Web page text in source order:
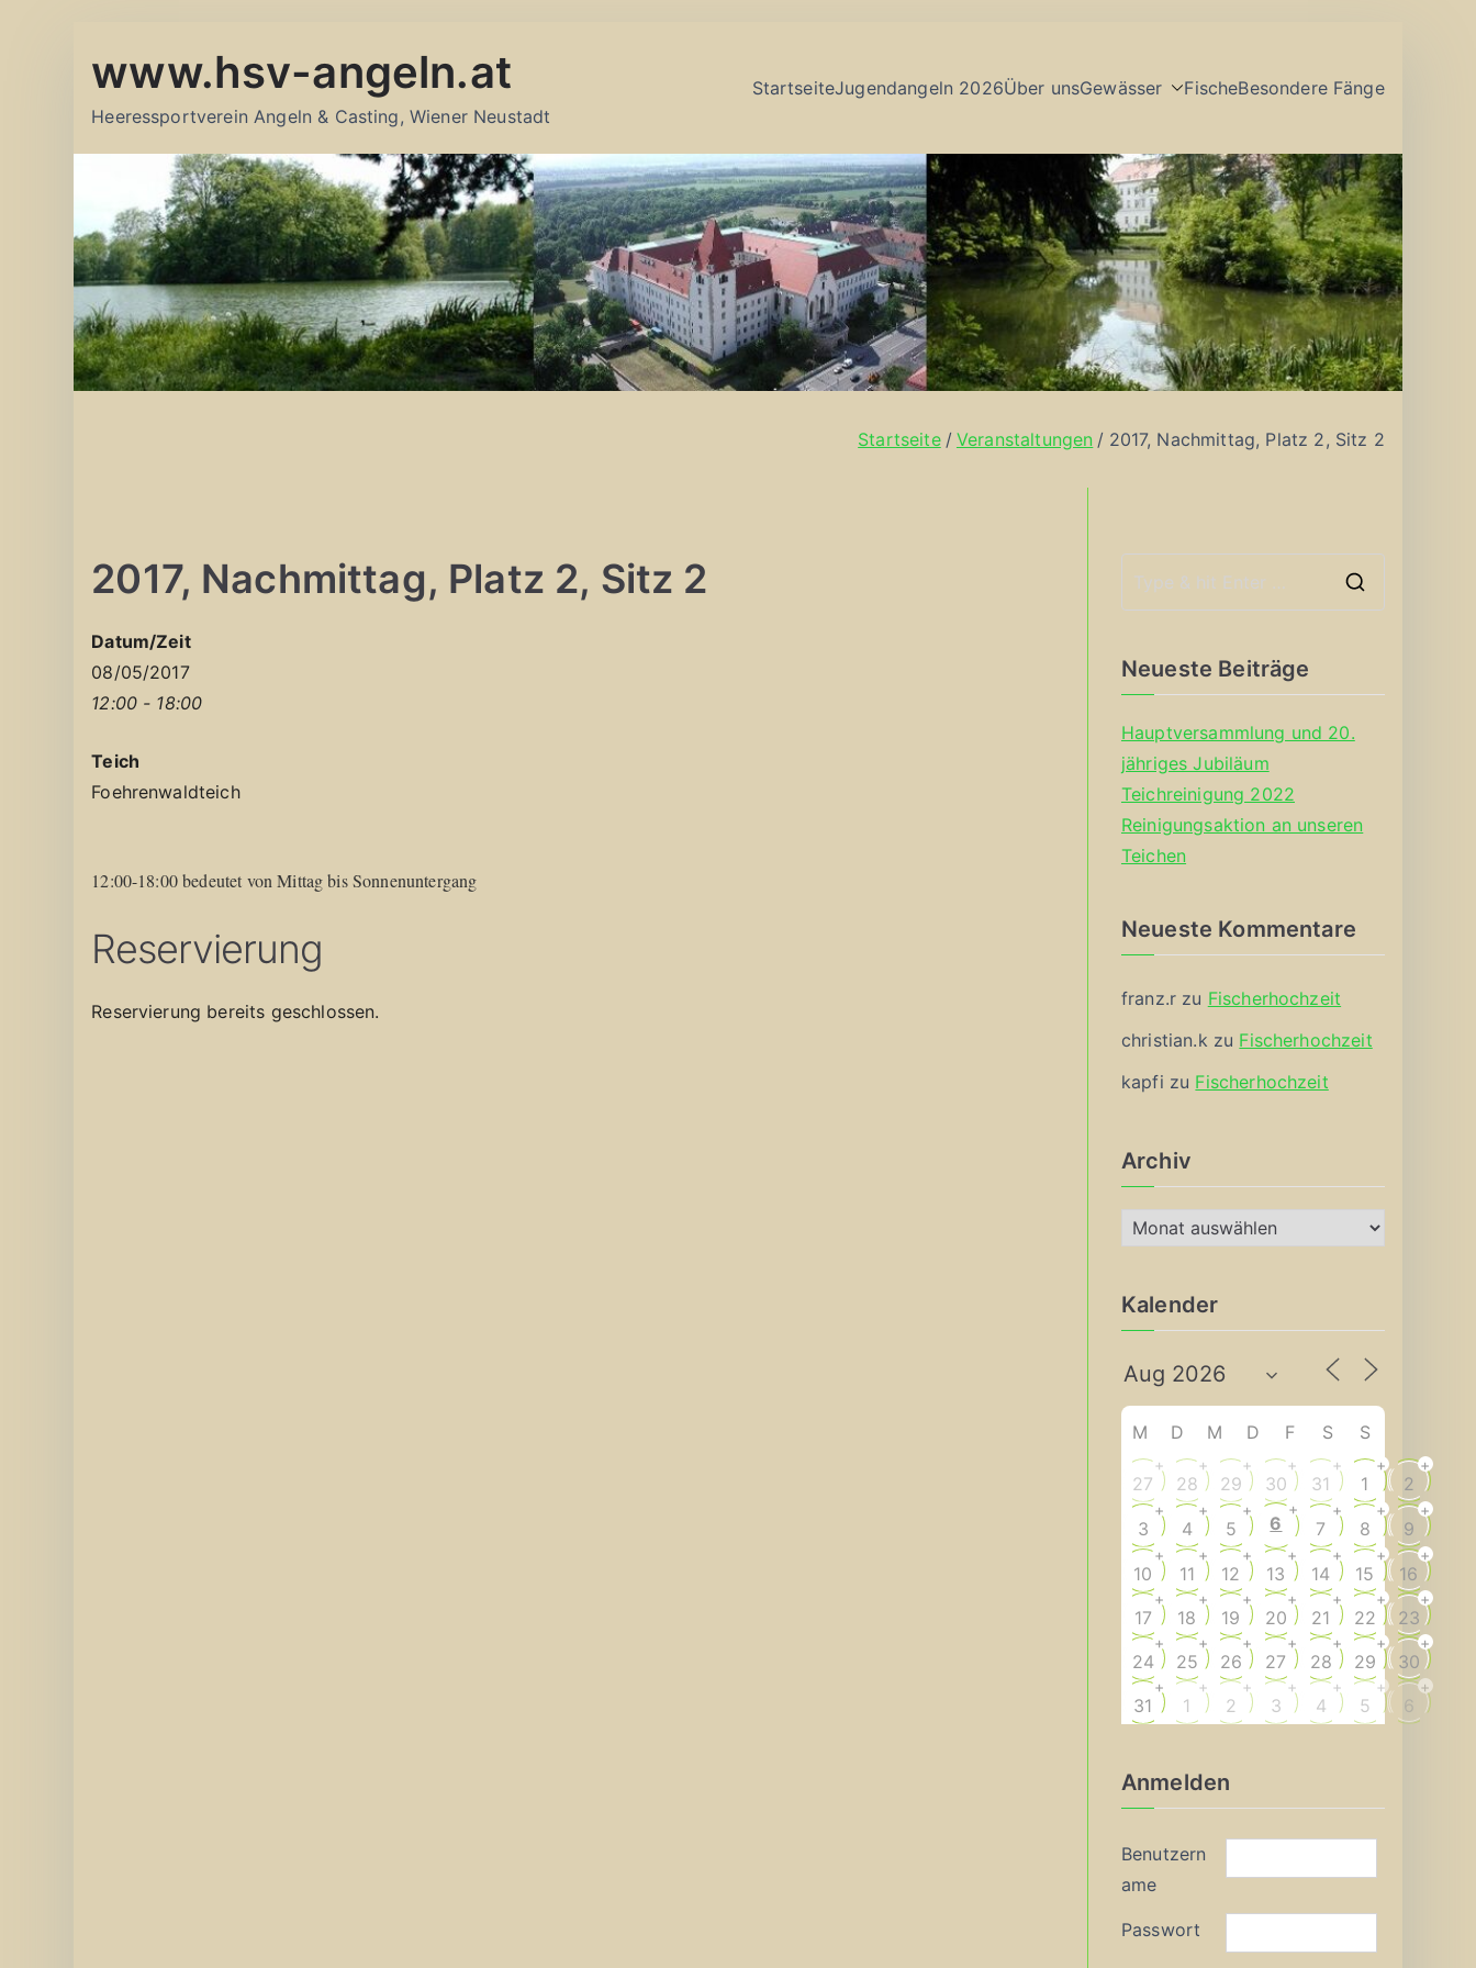
Inhalt
www.hsv-angeln.at
Heeressportverein Angeln & Casting, Wiener Neustadt
StartseiteJugendangeln 2026Über unsGewässer FischeBesondere Fänge
Startseite Veranstaltungen 2017, Nachmittag, Platz 2, Sitz 2
2017, Nachmittag, Platz 2, Sitz 2
Datum/Zeit
08/05/2017
12:00 - 18:00
Teich
Foehrenwaldteich
12:00-18:00 bedeutet von Mittag bis Sonnenuntergang
Reservierung
Reservierung bereits geschlossen.
Neueste Beiträge
Hauptversammlung und 20.
jähriges Jubiläum
Teichreinigung 2022
Reinigungsaktion an unseren
Teichen
Neueste Kommentare
franz.r zu Fischerhochzeit
christian.k zu Fischerhochzeit
kapfi zu Fischerhochzeit
Archiv
r
h
v
Kalender
M D M D F S S
27
+
28
+
29
+
30
+
31
+
1
+
2
+
3
+
4
+
5
+
6
+
7
+
8
+
9
+
10
+
11
+
12
+
13
+
14
+
15
+
16
+
17
+
18
+
19
+
20
+
21
+
22
+
23
+
24
+
25
+
26
+
27
+
28
+
29
+
30
+
31
+
1
+
2
+
3
+
4
+
5
+
6
+
Anmelden
Benutzern
ame
Passwort